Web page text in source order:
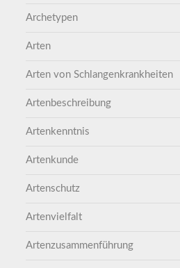
Archetypen
Arten
Arten von Schlangenkrankheiten
Artenbeschreibung
Artenkenntnis
Artenkunde
Artenschutz
Artenvielfalt
Artenzusammenführung